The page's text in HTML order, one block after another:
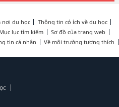
nơi du học
Thông tin có ích về du học
Mục lục tìm kiếm
Sơ đồ của trang web
tin cá nhân Về môi trường tương thích